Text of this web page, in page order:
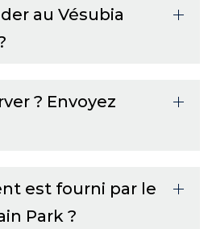
au Vésubia
? Envoyez
est fourni par le
Park ?